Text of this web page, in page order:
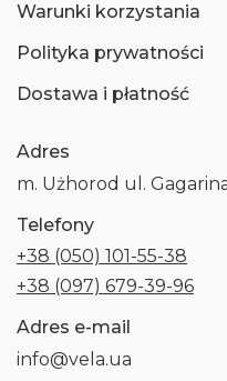
Warunki korzystania
Polityka prywatności
Dostawa i płatność
Adres
m. Użhorod ul.
Telefony
+38 (050) 101-55-38
+38 (097) 679-39-96
Adres e-mail
info@vela.ua